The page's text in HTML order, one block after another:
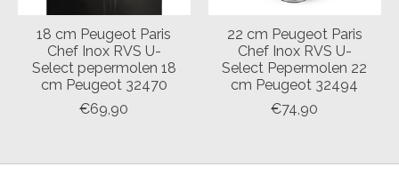
18 cm Peugeot Paris
Chef Inox RVS U-
Select pepermolen 18
cm Peugeot 32470
€69,90
22 cm Peugeot Paris
Chef Inox RVS U-
Select Pepermolen 22
cm Peugeot 32494
€74,90